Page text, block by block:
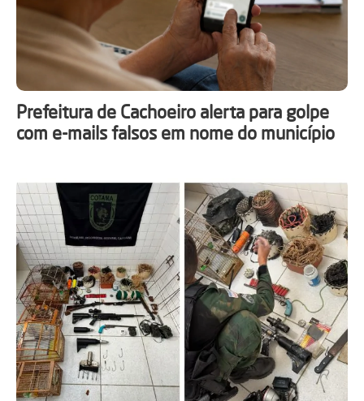
Prefeitura de Cachoeiro alerta para golpe
com e-mails falsos em nome do município